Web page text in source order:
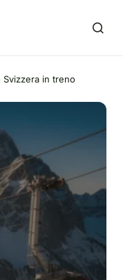
Svizzera in treno